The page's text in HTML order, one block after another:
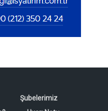
Şubelerimiz